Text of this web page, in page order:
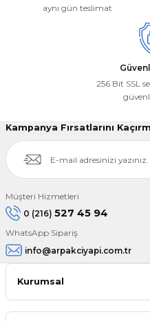
aynı gün teslimat
256 Bit SSL
Kampanya Fırsatlarını
Müşteri Hizmetleri
0 (216) 527 45 94
WhatsApp Sipariş
info@arpakciyapi.com.tr
Kurumsal